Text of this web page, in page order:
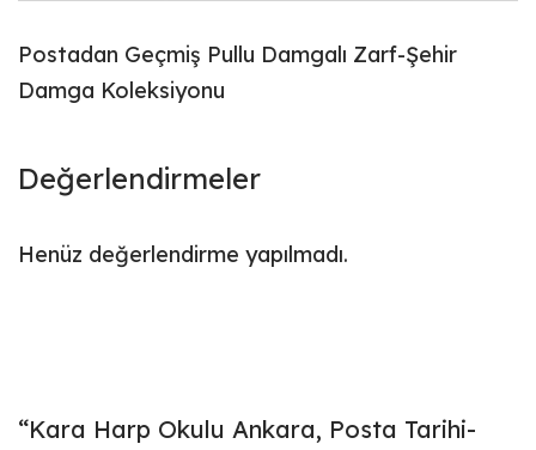
Postadan Geçmiş Pullu Damgalı Zarf-Şehir
Damga Koleksiyonu
Değerlendirmeler
Henüz değerlendirme yapılmadı.
“Kara Harp Okulu Ankara, Posta Tarihi-